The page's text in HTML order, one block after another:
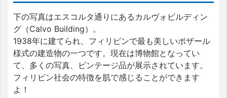
下の写真はエスコルタ通りにあるカルヴォビルディン
グ（Calvo Building）。
1938年に建てられ、フィリピンで最も美しいポザール
様式の建造物の一つです。現在は博物館となってい
て、多くの写真、ビンテージ品が展示されています。
フィリピン社会の特徴を肌で感じることができます
よ！